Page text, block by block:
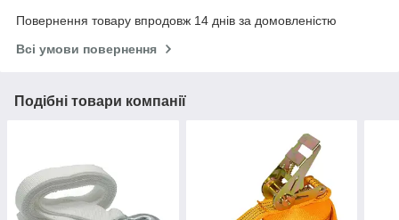
Повернення товару впродовж 14 днів за домовленістю
Всі умови повернення
Подібні товари компанії